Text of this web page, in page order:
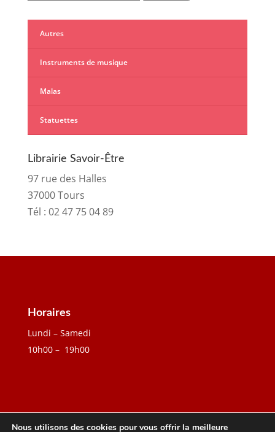
Autres
Instruments de musique
Malas
Statuettes
Librairie Savoir-Être
97 rue des Halles
37000 Tours
Tél : 02 47 75 04 89
Horaires
Lundi – Samedi
10h00 – 19h00
Nous utilisons des cookies pour vous offrir la meilleure